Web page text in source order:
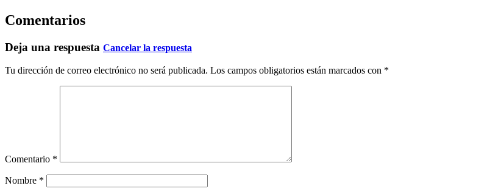
Comentarios
Deja una respuesta Cancelar la respuesta
Tu dirección de correo electrónico no será publicada. Los campos obligatorios están marcados con *
Comentario *
Nombre *